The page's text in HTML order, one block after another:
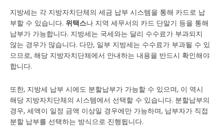
지방세는 각 지방자치단체의 세금 납부 시스템을 통해 카드로 납
부할 수 있습니다. 위택스나 지역 세무서의 카드 단말기 등을 통해
납부가 가능합니다. 지방세는 국세와는 달리 수수료가 부과되지
않는 경우가 많습니다. 다만, 일부 지방세는 수수료가 부과될 수 있
으므로, 해당 지방자치단체에서 안내하는 내용을 반드시 확인해야
합니다.
또한, 지방세 납부 시에도 분할납부가 가능할 수 있으며, 이 역시
해당 지방자치단체의 시스템에서 선택할 수 있습니다. 분할납부의
경우, 세액이 일정 금액 이상일 경우에만 가능하며, 납부자가 직접
분할 납부를 선택하는 방식으로 진행됩니다.